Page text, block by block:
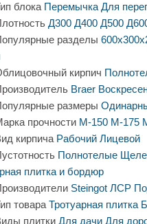
блока Перемычка Для
Д300 Д400 Д500
разделы
кирпич
Braer
размеры
прочности М-150 М-175
кирпича Рабочий Лицевой
Полнотелые
плитка и бордюр
Steingot ЛСР
товара Тротуарная плитка
плитки Для дачи Для